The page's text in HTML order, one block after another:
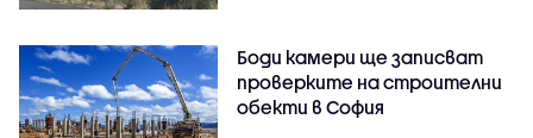
Боди камери ще записват
проверките на строителни
обекти в София